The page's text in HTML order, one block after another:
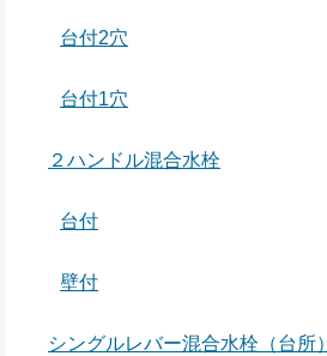
台付2穴
台付1穴
２ハンドル混合水栓
台付
壁付
シングルレバー混合水栓（台所）